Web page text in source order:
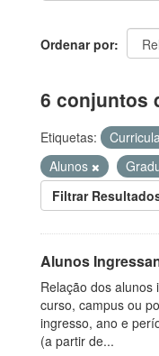
Ordenar por
6 conjuntos
Etiquetas:
Alunos
Filtrar
Alunos
Relação dos alunos
curso, campus ou
ingresso, ano e
(a partir de...